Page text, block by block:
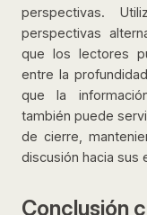
perspectivas.
perspectivas
que los lectores
entre la
que la
también puede
de cierre,
discusión hacia sus
Conclusión